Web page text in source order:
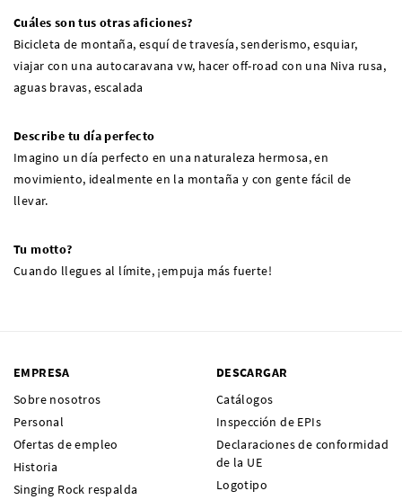
Cuáles son tus otras aficiones?
Bicicleta de montaña, esquí de travesía, senderismo, esquiar,
viajar con una autocaravana vw, hacer off-road con una Niva rusa,
aguas bravas, escalada
Describe tu día perfecto
Imagino un día perfecto en una naturaleza hermosa, en
movimiento, idealmente en la montaña y con gente fácil de
llevar.
Tu motto?
Cuando llegues al límite, ¡empuja más fuerte!
EMPRESA
Sobre nosotros
Personal
Ofertas de empleo
Historia
Singing Rock respalda
DESCARGAR
Catálogos
Inspección de EPIs
Declaraciones de conformidad
de la UE
Logotipo